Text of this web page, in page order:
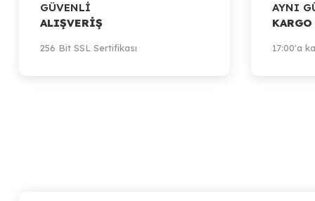
GÜVENLİ
ALIŞVERİŞ
256 Bit SSL Sertifikası
AYNI
KARGO
17:00'a